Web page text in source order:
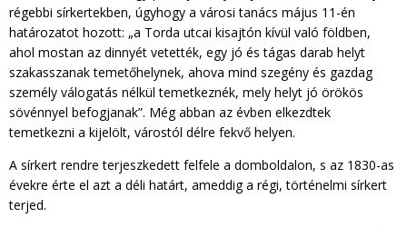
régebbi sírkertekben, úgyhogy a városi tanács május 11-én
határozatot hozott: „a Torda utcai kisajtón kívül való földben,
ahol mostan az dinnyét vetették, egy jó és tágas darab helyt
szakasszanak temetőhelynek, ahova mind szegény és gazdag
személy válogatás nélkül temetkeznék, mely helyt jó örökös
sövénnyel befogjanak”. Még abban az évben elkezdtek
temetkezni a kijelölt, várostól délre fekvő helyen.
A sírkert rendre terjeszkedett felfele a domboldalon, s az 1830-as
évekre érte el azt a déli határt, ameddig a régi, történelmi sírkert
terjed.